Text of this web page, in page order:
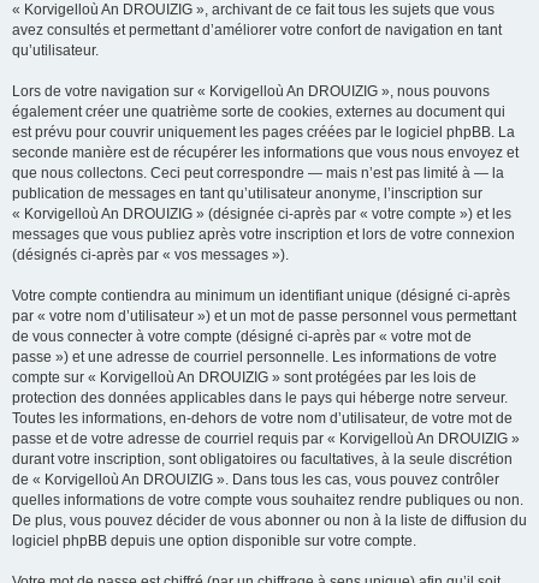
« Korvigelloù An DROUIZIG », archivant de ce fait tous les sujets que vous
avez consultés et permettant d’améliorer votre confort de navigation en tant
qu’utilisateur.
Lors de votre navigation sur « Korvigelloù An DROUIZIG », nous pouvons
également créer une quatrième sorte de cookies, externes au document qui
est prévu pour couvrir uniquement les pages créées par le logiciel phpBB. La
seconde manière est de récupérer les informations que vous nous envoyez et
que nous collectons. Ceci peut correspondre — mais n’est pas limité à — la
publication de messages en tant qu’utilisateur anonyme, l’inscription sur
« Korvigelloù An DROUIZIG » (désignée ci-après par « votre compte ») et les
messages que vous publiez après votre inscription et lors de votre connexion
(désignés ci-après par « vos messages »).
Votre compte contiendra au minimum un identifiant unique (désigné ci-après
par « votre nom d’utilisateur ») et un mot de passe personnel vous permettant
de vous connecter à votre compte (désigné ci-après par « votre mot de
passe ») et une adresse de courriel personnelle. Les informations de votre
compte sur « Korvigelloù An DROUIZIG » sont protégées par les lois de
protection des données applicables dans le pays qui héberge notre serveur.
Toutes les informations, en-dehors de votre nom d’utilisateur, de votre mot de
passe et de votre adresse de courriel requis par « Korvigelloù An DROUIZIG »
durant votre inscription, sont obligatoires ou facultatives, à la seule discrétion
de « Korvigelloù An DROUIZIG ». Dans tous les cas, vous pouvez contrôler
quelles informations de votre compte vous souhaitez rendre publiques ou non.
De plus, vous pouvez décider de vous abonner ou non à la liste de diffusion du
logiciel phpBB depuis une option disponible sur votre compte.